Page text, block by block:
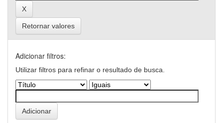
Retornar valores
Adicionar filtros:
Utilizar filtros para refinar o resultado de busca.